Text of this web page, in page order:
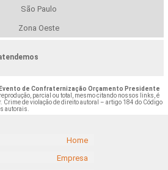
São Paulo
Zona Oeste
de Confraternização Orçamento Presidente
parcial ou total, mesmo citando nossos links, é
Crime de violação de direito autoral – artigo 184 do Código
autorais
Home
Empresa